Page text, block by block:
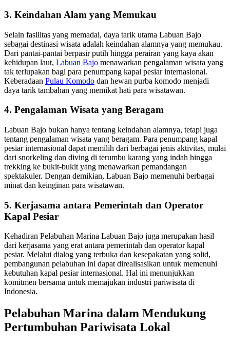
3. Keindahan Alam yang Memukau
Selain fasilitas yang memadai, daya tarik utama Labuan Bajo
sebagai destinasi wisata adalah keindahan alamnya yang memukau.
Dari pantai-pantai berpasir putih hingga perairan yang kaya akan
kehidupan laut, Labuan Bajo menawarkan pengalaman wisata yang
tak terlupakan bagi para penumpang kapal pesiar internasional.
Keberadaan Pulau Komodo dan hewan purba komodo menjadi
daya tarik tambahan yang memikat hati para wisatawan.
4. Pengalaman Wisata yang Beragam
Labuan Bajo bukan hanya tentang keindahan alamnya, tetapi juga
tentang pengalaman wisata yang beragam. Para penumpang kapal
pesiar internasional dapat memilih dari berbagai jenis aktivitas, mulai
dari snorkeling dan diving di terumbu karang yang indah hingga
trekking ke bukit-bukit yang menawarkan pemandangan
spektakuler. Dengan demikian, Labuan Bajo memenuhi berbagai
minat dan keinginan para wisatawan.
5. Kerjasama antara Pemerintah dan Operator
Kapal Pesiar
Kehadiran Pelabuhan Marina Labuan Bajo juga merupakan hasil
dari kerjasama yang erat antara pemerintah dan operator kapal
pesiar. Melalui dialog yang terbuka dan kesepakatan yang solid,
pembangunan pelabuhan ini dapat direalisasikan untuk memenuhi
kebutuhan kapal pesiar internasional. Hal ini menunjukkan
komitmen bersama untuk memajukan industri pariwisata di
Indonesia.
Pelabuhan Marina dalam Mendukung
Pertumbuhan Pariwisata Lokal